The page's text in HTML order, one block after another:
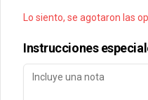
Facebook
Mi cuenta
Lo siento, se agotaron las
Instrucciones